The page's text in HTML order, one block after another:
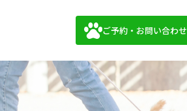
ご予約・お問い合わせ